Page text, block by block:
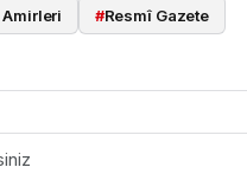
#Resmî Gazete